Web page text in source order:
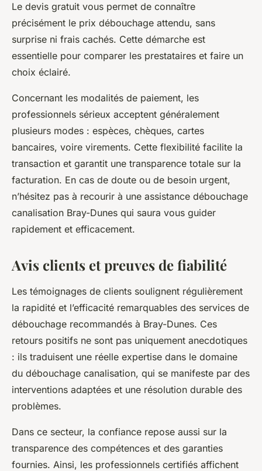
Le devis gratuit vous permet de connaître
précisément le prix débouchage attendu, sans
surprise ni frais cachés. Cette démarche est
essentielle pour comparer les prestataires et faire un
choix éclairé.
Concernant les modalités de paiement, les
professionnels sérieux acceptent généralement
plusieurs modes : espèces, chèques, cartes
bancaires, voire virements. Cette flexibilité facilite la
transaction et garantit une transparence totale sur la
facturation. En cas de doute ou de besoin urgent,
n’hésitez pas à recourir à une assistance débouchage
canalisation Bray-Dunes qui saura vous guider
rapidement et efficacement.
Avis clients et preuves de fiabilité
Les témoignages de clients soulignent régulièrement
la rapidité et l’efficacité remarquables des services de
débouchage recommandés à Bray-Dunes. Ces
retours positifs ne sont pas uniquement anecdotiques
: ils traduisent une réelle expertise dans le domaine
du débouchage canalisation, qui se manifeste par des
interventions adaptées et une résolution durable des
problèmes.
Dans ce secteur, la confiance repose aussi sur la
transparence des compétences et des garanties
fournies. Ainsi, les professionnels certifiés affichent